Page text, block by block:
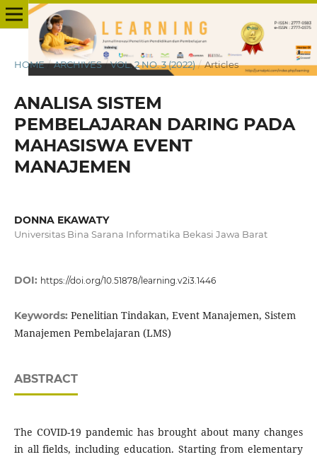
HOME / ARCHIVES / VOL. 2 NO. 3 (2022) / Articles
ANALISA SISTEM
PEMBELAJARAN DARING PADA
MAHASISWA EVENT
MANAJEMEN
DONNA EKAWATY
Universitas Bina Sarana Informatika Bekasi Jawa Barat
DOI: https://doi.org/10.51878/learning.v2i3.1446
Keywords: Penelitian Tindakan, Event Manajemen, Sistem
Manajemen Pembelajaran (LMS)
ABSTRACT
The COVID-19 pandemic has brought about many changes
in all fields, including education. Starting from elementary